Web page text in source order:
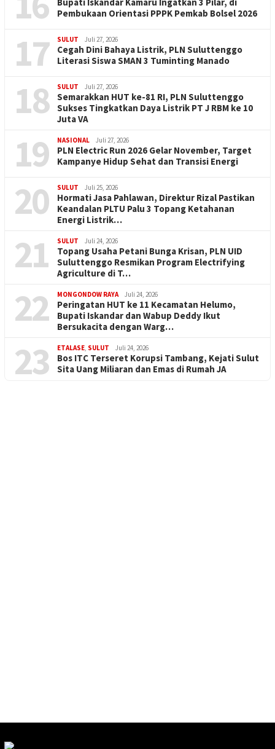
Pembukaan Orientasi PPPK Pemkab Bolsel 2026
17 SULUT Juli 27, 2026
Cegah Dini Bahaya Listrik, PLN Suluttenggo
Literasi Siswa SMAN 3 Tuminting Manado
18 SULUT Juli 27, 2026
Semarakkan HUT ke-81 RI, PLN Suluttenggo
Sukses Tingkatkan Daya Listrik PT J RBM ke 10
Juta VA
19 NASIONAL Juli 27, 2026
PLN Electric Run 2026 Gelar November, Target
Kampanye Hidup Sehat dan Transisi Energi
20 SULUT Juli 25, 2026
Hormati Jasa Pahlawan, Direktur Rizal Pastikan
Keandalan PLTU Palu 3 Topang Ketahanan
Energi Listrik…
21 SULUT Juli 24, 2026
Topang Usaha Petani Bunga Krisan, PLN UID
Suluttenggo Resmikan Program Electrifying
Agriculture di T…
22 MONGONDOW RAYA Juli 24, 2026
Peringatan HUT ke 11 Kecamatan Helumo,
Bupati Iskandar dan Wabup Deddy Ikut
Bersukacita dengan Warg…
23 ETALASE, SULUT Juli 24, 2026
Bos ITC Terseret Korupsi Tambang, Kejati Sulut
Sita Uang Miliaran dan Emas di Rumah JA